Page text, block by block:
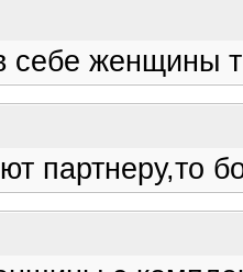
себе женщины
партнеру,то